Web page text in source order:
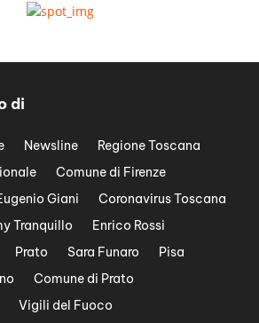
di
Newsline
Regione Toscana
Comune di Firenze
Giani
Coronavirus Toscana
Tranquillo
Enrico Rossi
Prato Sara Funaro
Pisa
Comune di Prato
Vigili del Fuoco